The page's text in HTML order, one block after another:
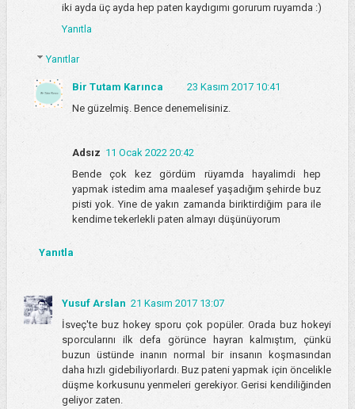
iki ayda üç ayda hep paten kaydıgımı gorurum ruyamda :)
Yanıtla
Yanıtlar
Bir Tutam Karınca
23 Kasım 2017 10:41
Ne güzelmiş. Bence denemelisiniz.
Adsız 11 Ocak 2022 20:42
Bende çok kez gördüm rüyamda hayalimdi hep
yapmak istedim ama maalesef yaşadığım şehirde buz
pisti yok. Yine de yakın zamanda biriktirdiğim para ile
kendime tekerlekli paten almayı düşünüyorum
Yanıtla
Yusuf Arslan 21 Kasım 2017 13:07
İsveç'te buz hokey sporu çok popüler. Orada buz hokeyi
sporcularını ilk defa görünce hayran kalmıştım, çünkü
buzun üstünde inanın normal bir insanın koşmasından
daha hızlı gidebiliyorlardı. Buz pateni yapmak için öncelikle
düşme korkusunu yenmeleri gerekiyor. Gerisi kendiliğinden
geliyor zaten.